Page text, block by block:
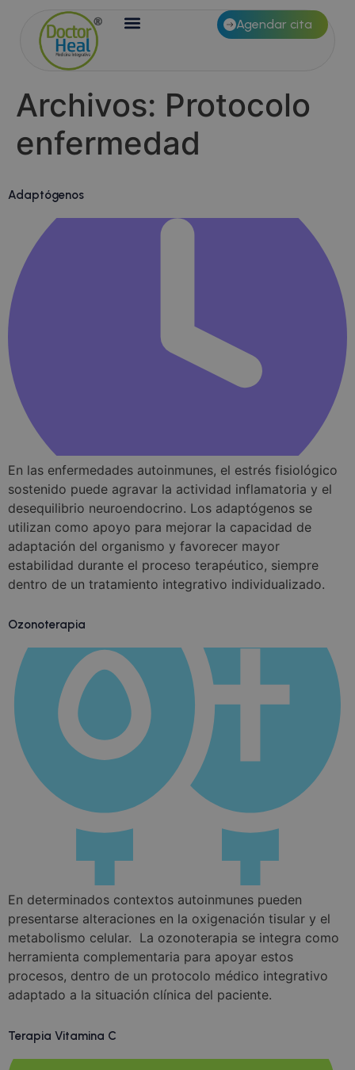
Agendar cita
Archivos: Protocolo
enfermedad
Adaptógenos
En las enfermedades autoinmunes, el estrés fisiológico
sostenido puede agravar la actividad inflamatoria y el
desequilibrio neuroendocrino. Los adaptógenos se
utilizan como apoyo para mejorar la capacidad de
adaptación del organismo y favorecer mayor
estabilidad durante el proceso terapéutico, siempre
dentro de un tratamiento integrativo individualizado.
Ozonoterapia
En determinados contextos autoinmunes pueden
presentarse alteraciones en la oxigenación tisular y el
metabolismo celular. La ozonoterapia se integra como
herramienta complementaria para apoyar estos
procesos, dentro de un protocolo médico integrativo
adaptado a la situación clínica del paciente.
Terapia Vitamina C